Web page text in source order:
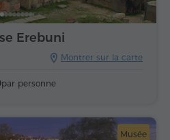
Montrer sur la carte
Erebuni
par personne
Musée